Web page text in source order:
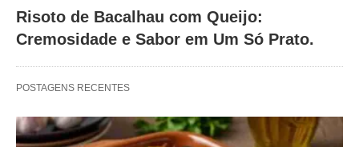
Risoto de Bacalhau com Queijo:
Cremosidade e Sabor em Um Só Prato.
POSTAGENS RECENTES